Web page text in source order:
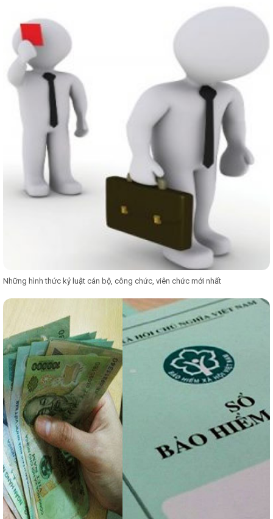
Những hình thức kỷ luật cán bộ, công chức, viên chức mới nhất